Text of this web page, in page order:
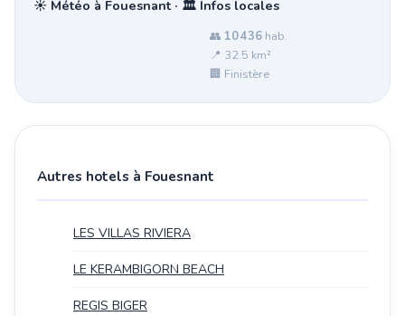
☀️ Météo à Fouesnant · 🏛️ Infos locales
👥 10 436 hab.
📍 32.5 km²
🏢 Finistère
Autres hotels à Fouesnant
LES VILLAS RIVIERA
LE KERAMBIGORN BEACH
REGIS BIGER